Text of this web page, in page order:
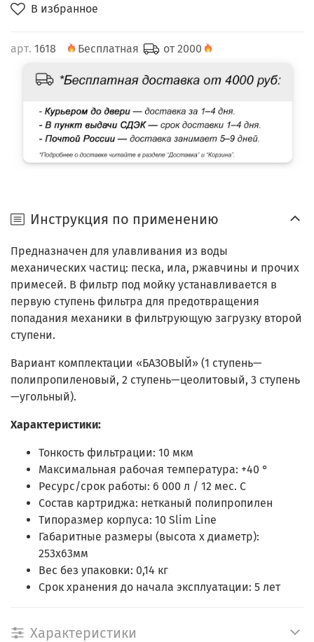
В избранное
арт. 1618 Бесплатная от 2000
Инструкция по применению
Предназначен для улавливания из воды
механических частиц: песка, ила, ржавчины и прочих
примесей. В фильтр под мойку устанавливается в
первую ступень фильтра для предотвращения
попадания механики в фильтрующую загрузку второй
ступени.
Вариант комплектации «БАЗОВЫЙ» (1 ступень—
полипропиленовый, 2 ступень—цеолитовый, 3 ступень
—угольный).
Характеристики:
Тонкость фильтрации: 10 мкм
Максимальная рабочая температура: +40 °
Ресурс/срок работы: 6 000 л / 12 мес. С
Состав картриджа: нетканый полипропилен
Типоразмер корпуса: 10 Slim Line
Габаритные размеры (высота х диаметр):
253х63мм
Вес без упаковки: 0,14 кг
Срок хранения до начала эксплуатации: 5 лет
Характеристики